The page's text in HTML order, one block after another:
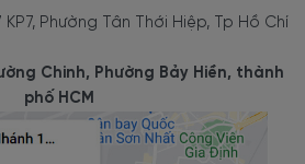
KP7, Phường Tân Thới Hiệp, Tp Hồ Chí
Chinh, Phường Bảy Hiền, thành
phố HCM